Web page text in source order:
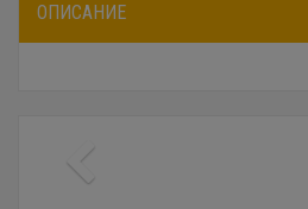
ОПИСАНИЕ